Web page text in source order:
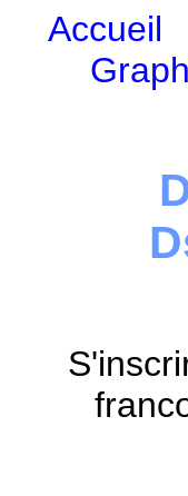
Accueil